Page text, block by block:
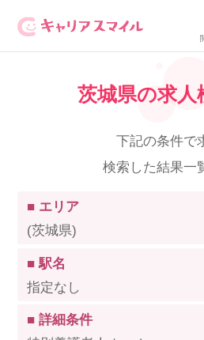
無料相談・お問い合
無料転職相談・お問い
正社員／パートで働く
派遣で働く
介護の資格取得について
正社員・パートの
茨城県の求人
下記の条件で
検索した結果一
■ エリア
(茨城県)
■ 駅名
指定なし
■ 詳細条件